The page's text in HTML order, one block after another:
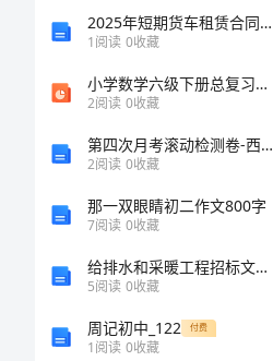
2025年短期货车租赁合同推行计划
1阅读 0收藏
小学数学六级下册总复习数的认识
2阅读 0收藏
第四次月考滚动检测卷-西安交通大学附属中学分校物理八年级下册期末考试章节测试B卷（解析版）
2阅读 0收藏
那一双眼睛初二作文800字
7阅读 0收藏
给排水和采暖工程招标文件(样本)
5阅读 0收藏
周记初中_122 付费
1阅读 0收藏